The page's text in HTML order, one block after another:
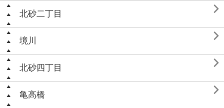
北砂二丁目 
境川 
北砂四丁目 
亀高橋 